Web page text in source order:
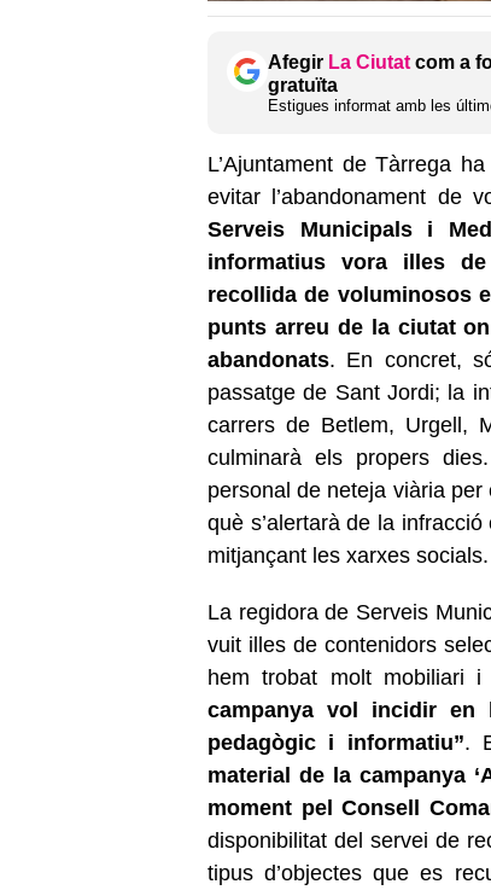
Afegir La Ciutat com a
gratuïta
Estigues informat amb les
L’Ajuntament de Tàrrega
evitar l’abandonament de
Serveis Municipals i
informatius vora illes
recollida de voluminosos
punts arreu de la ciutat
abandonats. En concret,
passatge de Sant Jordi; la
carrers de Betlem, Urgell,
culminarà els propers
personal de neteja viària
què s’alertarà de la
mitjançant les xarxes socials.
La regidora de Serveis
vuit illes de contenidors
hem trobat molt mobiliari
campanya vol incidir en
pedagògic i informatiu”.
material de la campanya
moment pel Consell
disponibilitat del servei de
tipus d’objectes que es